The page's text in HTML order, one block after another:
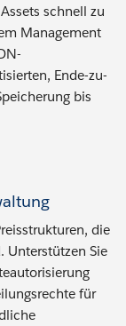
schnell zu
Management
Ende-zu-
bis
die
Unterstützen Sie
für